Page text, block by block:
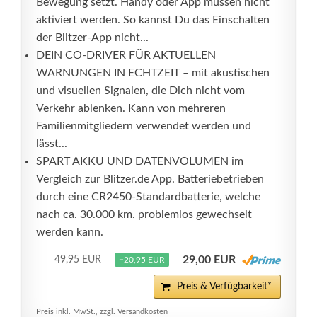
aktiviert werden. So kannst Du das Einschalten
der Blitzer-App nicht...
DEIN CO-DRIVER FÜR AKTUELLEN
WARNUNGEN IN ECHTZEIT – mit akustischen
und visuellen Signalen, die Dich nicht vom
Verkehr ablenken. Kann von mehreren
Familienmitgliedern verwendet werden und
lässt...
SPART AKKU UND DATENVOLUMEN im
Vergleich zur Blitzer.de App. Batteriebetrieben
durch eine CR2450-Standardbatterie, welche
nach ca. 30.000 km. problemlos gewechselt
werden kann.
49,95 EUR −20,95 EUR 29,00 EUR
Preis & Verfügbarkeit*
Preis inkl. MwSt., zzgl. Versandkosten